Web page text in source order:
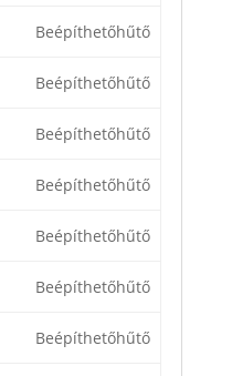
Beépíthetőhűtő
Beépíthetőhűtő
Beépíthetőhűtő
Beépíthetőhűtő
Beépíthetőhűtő
Beépíthetőhűtő
Beépíthetőhűtő